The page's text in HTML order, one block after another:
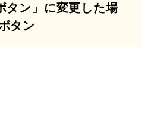
タン」に変更した場
タン